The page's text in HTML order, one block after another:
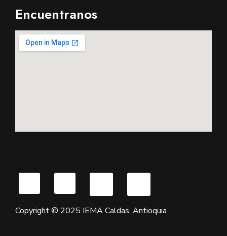
Encuentranos
Copyright © 2025 IEMA Caldas, Antioquia